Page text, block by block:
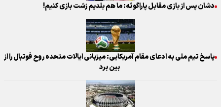
دشان پس از بازی مقابل پاراگوئه: ما هم بلدیم زشت بازی کنیم!
پاسخ تیم ملی به ادعای مقام آمریکایی: میزبانی ایالات متحده روح فوتبال را از
بین برد